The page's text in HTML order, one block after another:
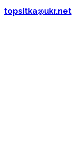
topsitka@ukr.net